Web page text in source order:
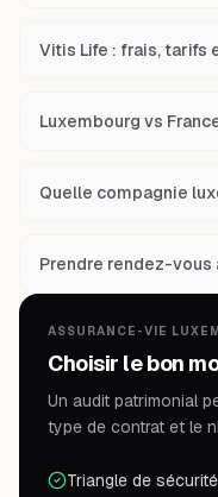
Vitis Life : frais, tarifs
Luxembourg vs
Quelle compagnie
Prendre rendez-vous
ASSURANCE-VIE
Choisir le bon
Un audit patrimonial
type de contrat et le
Triangle de sécurité